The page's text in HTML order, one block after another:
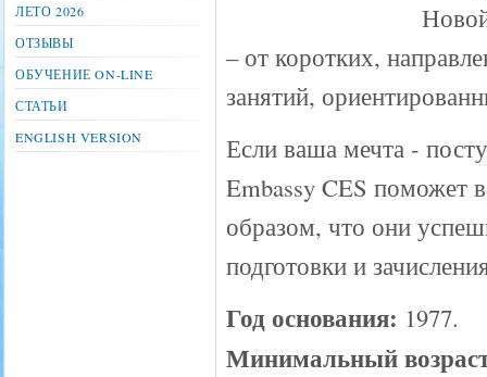
– от коротких,
занятий,
Если ваша мечта -
Embassy CES поможет
образом, что они
подготовки и
Год основания: 1977.
Минимальный
ЛЕТО 2026
ОТЗЫВЫ
ОБУЧЕНИЕ ON-LINE
СТАТЬИ
ENGLISH VERSION